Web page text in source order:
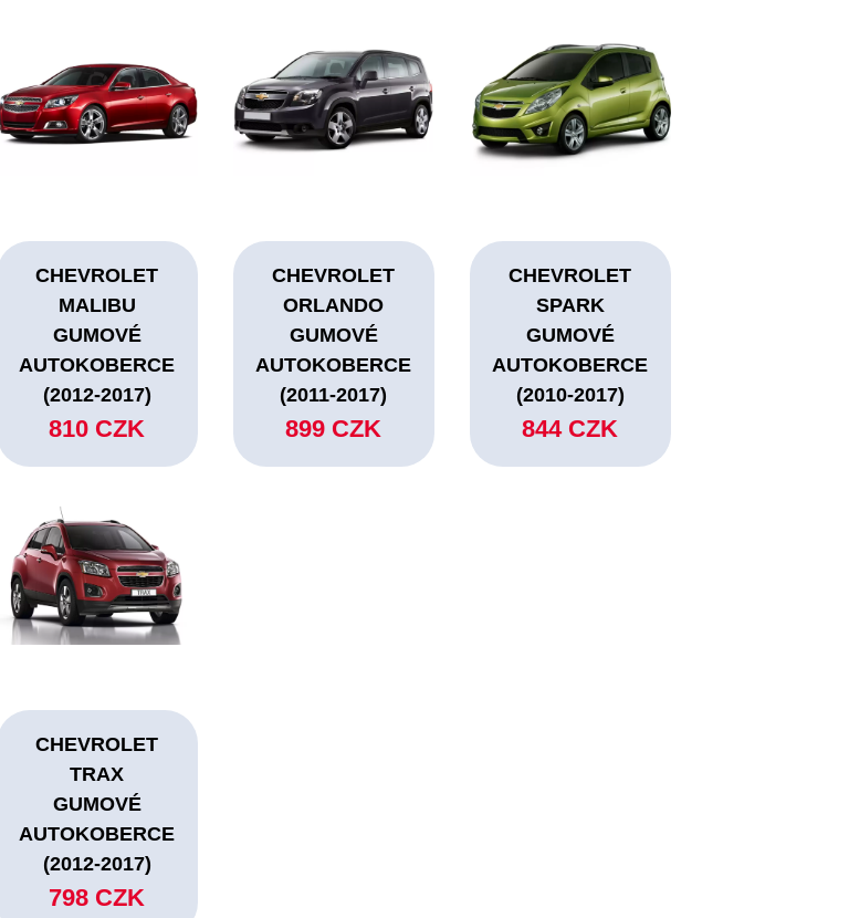
CHEVROLET
MALIBU
GUMOVÉ
AUTOKOBERCE
(2012-2017)
810 CZK
CHEVROLET
ORLANDO
GUMOVÉ
AUTOKOBERCE
(2011-2017)
899 CZK
CHEVROLET
SPARK
GUMOVÉ
AUTOKOBERCE
(2010-2017)
844 CZK
CHEVROLET
TRAX
GUMOVÉ
AUTOKOBERCE
(2012-2017)
798 CZK